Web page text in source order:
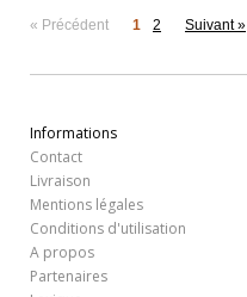
« Précédent 1 2 Suivant »
Informations
Contact
Livraison
Mentions légales
Conditions d'utilisation
A propos
Partenaires